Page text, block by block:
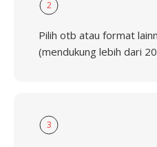
2
Pilih otb atau format
(mendukung lebih dari
3